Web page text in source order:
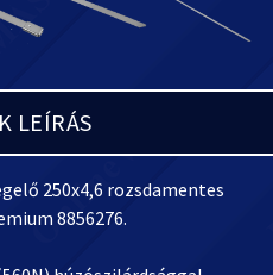
LEÍRÁS
250x4,6 rozsdamentes
8856276.